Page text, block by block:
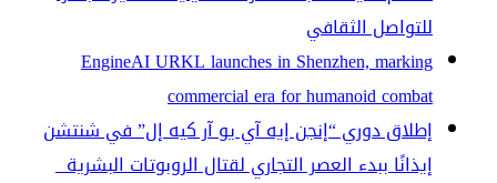
للتواصل الثقافي
EngineAI URKL launches in Shenzhen, marking
commercial era for humanoid combat
إطلاق دوري “إنجن إيه آي يو آر كيه إل” في شنتشن
إيذانًا ببدء العصر التجاري لقتال الروبوتات البشرية